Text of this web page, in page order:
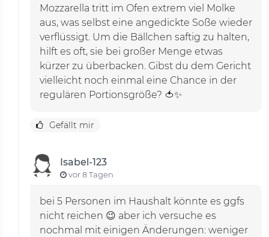
Mozzarella tritt im Ofen extrem viel Molke
aus, was selbst eine angedickte Soße wieder
verflüssigt. Um die Bällchen saftig zu halten,
hilft es oft, sie bei großer Menge etwas
kürzer zu überbacken. Gibst du dem Gericht
vielleicht noch einmal eine Chance in der
regulären Portionsgröße? 🍅✨
Gefällt mir
Isabel-123
vor 8 Tagen
bei 5 Personen im Haushalt könnte es ggfs
nicht reichen 😉 aber ich versuche es
nochmal mit einigen Änderungen: weniger